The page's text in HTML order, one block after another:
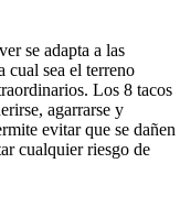
se adapta a las
cual sea el terreno
Los 8 tacos
agarrarse y
evitar que se dañen
cualquier riesgo de